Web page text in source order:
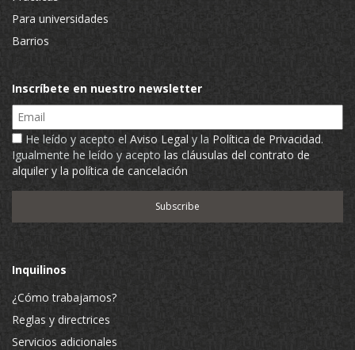
Para universidades
Barrios
Inscríbete en nuestro newsletter
Email
He leído y acepto el Aviso Legal y la Política de Privacidad.
Igualmente he leído y acepto las cláusulas del contrato de
alquiler y la política de cancelación
Inquilinos
¿Cómo trabajamos?
Reglas y directrices
Servicios adicionales